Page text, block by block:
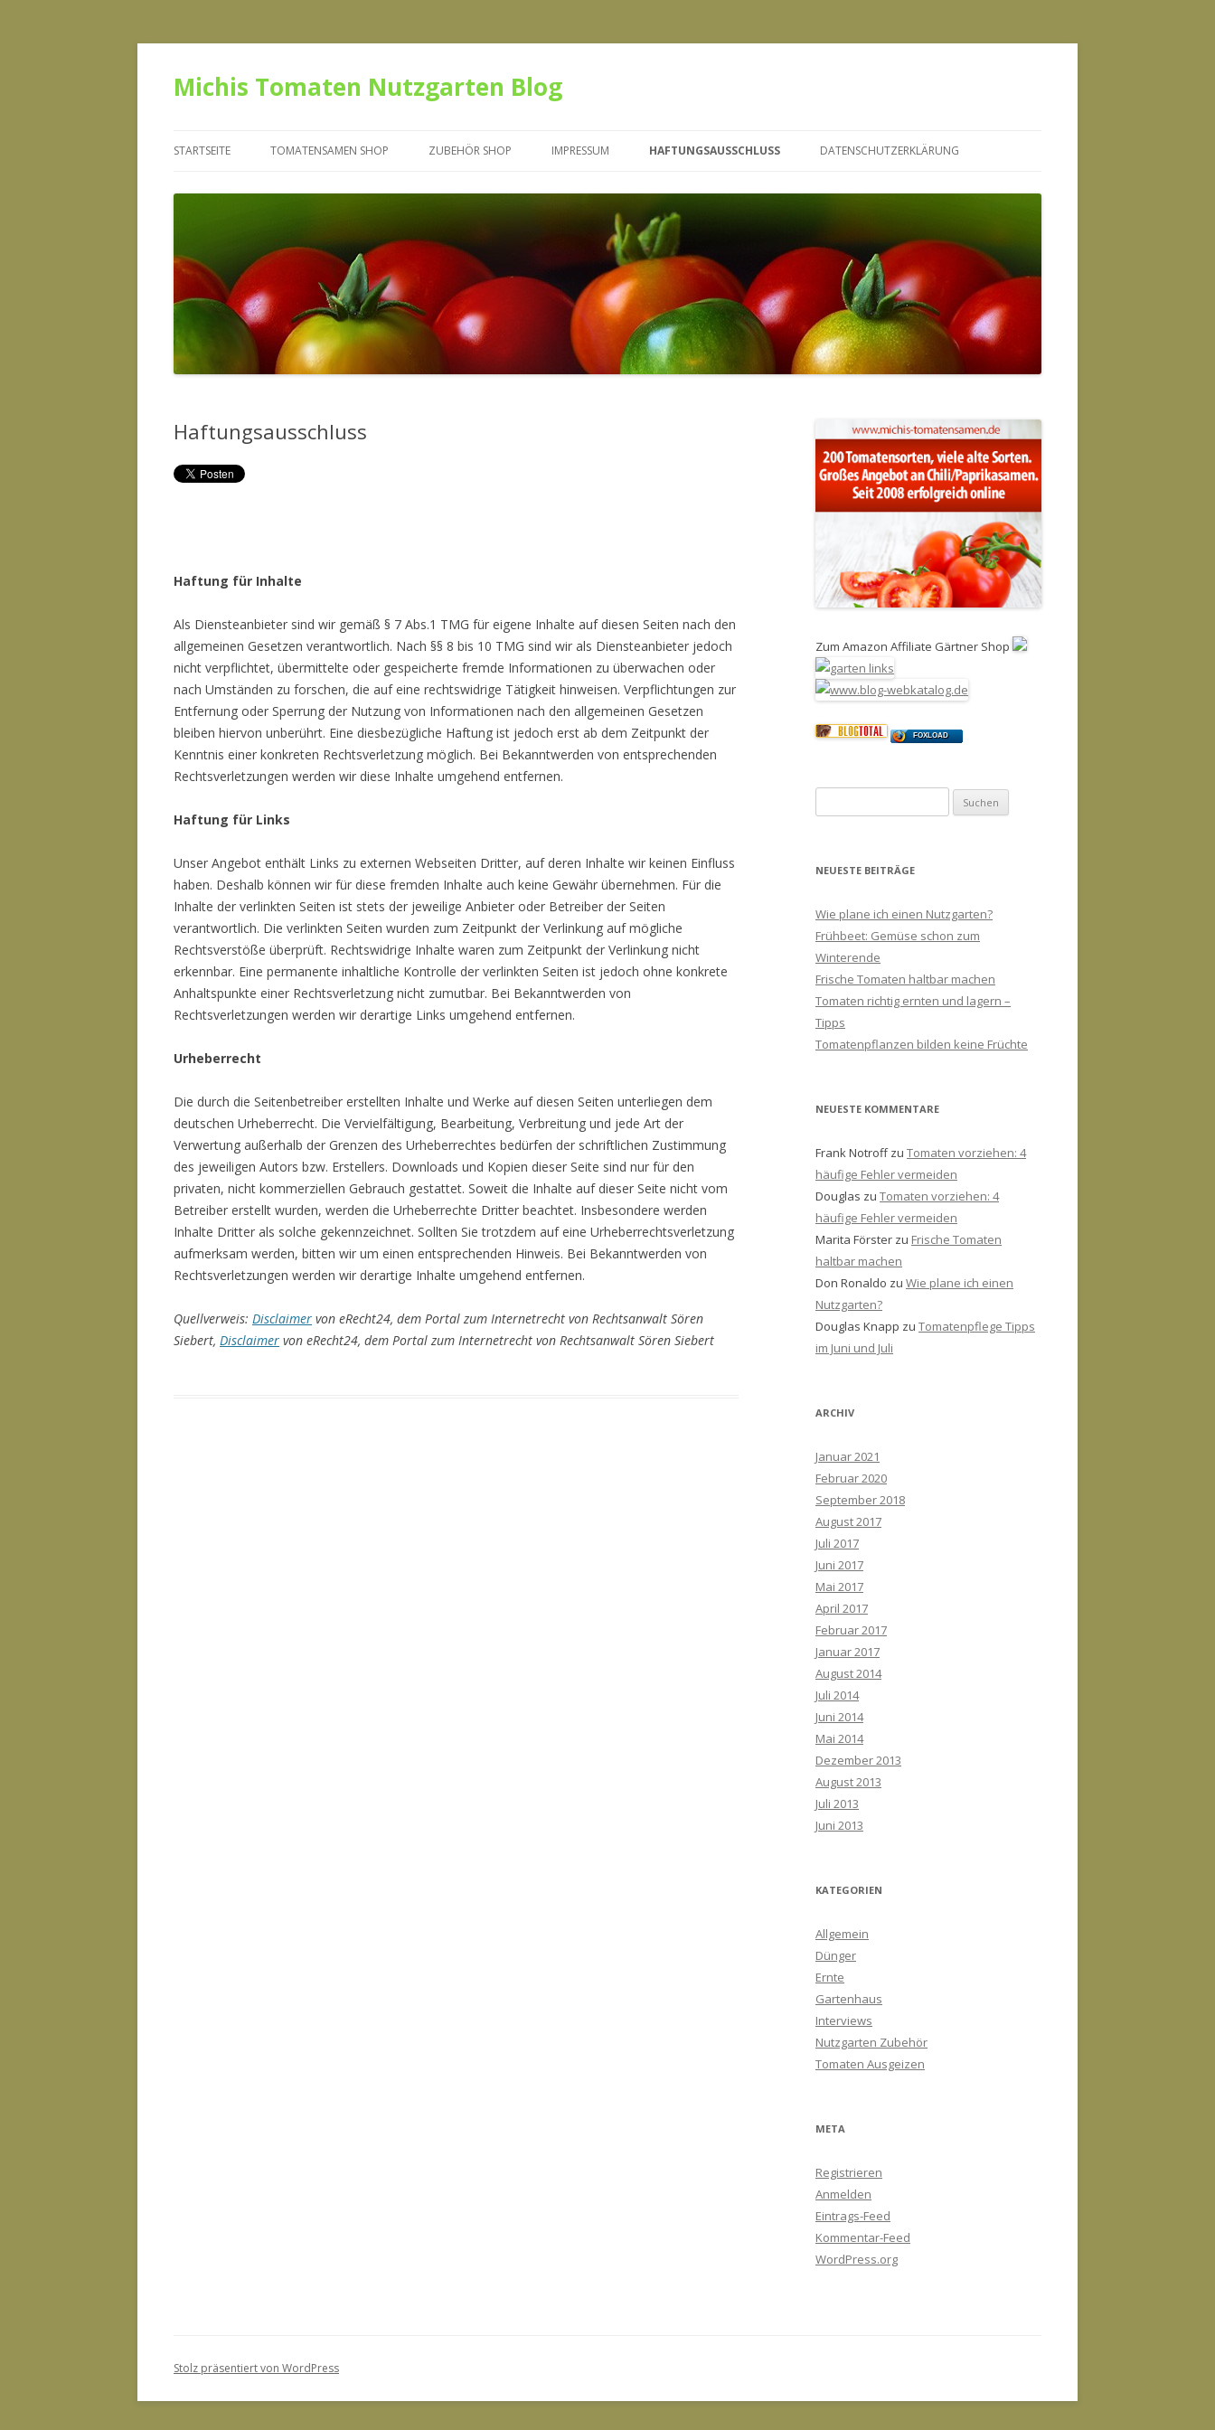
Michis Tomaten Nutzgarten Blog
STARTSEITE TOMATENSAMEN SHOP ZUBEHÖR SHOP IMPRESSUM HAFTUNGSAUSSCHLUSS DATENSCHUTZERKLÄRUNG
Haftungsausschluss
Haftung für Inhalte
Als Diensteanbieter sind wir gemäß § 7 Abs.1 TMG für eigene Inhalte auf diesen Seiten nach den
allgemeinen Gesetzen verantwortlich. Nach §§ 8 bis 10 TMG sind wir als Diensteanbieter jedoch
nicht verpflichtet, übermittelte oder gespeicherte fremde Informationen zu überwachen oder
nach Umständen zu forschen, die auf eine rechtswidrige Tätigkeit hinweisen. Verpflichtungen zur
Entfernung oder Sperrung der Nutzung von Informationen nach den allgemeinen Gesetzen
bleiben hiervon unberührt. Eine diesbezügliche Haftung ist jedoch erst ab dem Zeitpunkt der
Kenntnis einer konkreten Rechtsverletzung möglich. Bei Bekanntwerden von entsprechenden
Rechtsverletzungen werden wir diese Inhalte umgehend entfernen.
Haftung für Links
Unser Angebot enthält Links zu externen Webseiten Dritter, auf deren Inhalte wir keinen Einfluss
haben. Deshalb können wir für diese fremden Inhalte auch keine Gewähr übernehmen. Für die
Inhalte der verlinkten Seiten ist stets der jeweilige Anbieter oder Betreiber der Seiten
verantwortlich. Die verlinkten Seiten wurden zum Zeitpunkt der Verlinkung auf mögliche
Rechtsverstöße überprüft. Rechtswidrige Inhalte waren zum Zeitpunkt der Verlinkung nicht
erkennbar. Eine permanente inhaltliche Kontrolle der verlinkten Seiten ist jedoch ohne konkrete
Anhaltspunkte einer Rechtsverletzung nicht zumutbar. Bei Bekanntwerden von
Rechtsverletzungen werden wir derartige Links umgehend entfernen.
Urheberrecht
Die durch die Seitenbetreiber erstellten Inhalte und Werke auf diesen Seiten unterliegen dem
deutschen Urheberrecht. Die Vervielfältigung, Bearbeitung, Verbreitung und jede Art der
Verwertung außerhalb der Grenzen des Urheberrechtes bedürfen der schriftlichen Zustimmung
des jeweiligen Autors bzw. Erstellers. Downloads und Kopien dieser Seite sind nur für den
privaten, nicht kommerziellen Gebrauch gestattet. Soweit die Inhalte auf dieser Seite nicht vom
Betreiber erstellt wurden, werden die Urheberrechte Dritter beachtet. Insbesondere werden
Inhalte Dritter als solche gekennzeichnet. Sollten Sie trotzdem auf eine Urheberrechtsverletzung
aufmerksam werden, bitten wir um einen entsprechenden Hinweis. Bei Bekanntwerden von
Rechtsverletzungen werden wir derartige Inhalte umgehend entfernen.
Quellverweis: Disclaimer von eRecht24, dem Portal zum Internetrecht von Rechtsanwalt Sören
Siebert, Disclaimer von eRecht24, dem Portal zum Internetrecht von Rechtsanwalt Sören Siebert
Zum Amazon Affiliate Gärtner Shop
FOXLOAD
nach:
NEUESTE BEITRÄGE
Wie plane ich einen Nutzgarten?
Frühbeet: Gemüse schon zum
Winterende
Frische Tomaten haltbar machen
Tomaten richtig ernten und lagern –
Tipps
Tomatenpflanzen bilden keine Früchte
NEUESTE KOMMENTARE
Frank Notroffzu Tomaten vorziehen: 4
häufige Fehler vermeiden
Douglas zu Tomaten vorziehen: 4
häufige Fehler vermeiden
Marita Förster zu Frische Tomaten
haltbar machen
Don Ronaldo zu Wie plane ich einen
Nutzgarten?
Douglas Knapp zu Tomatenpflege Tipps
im Juni und Juli
ARCHIV
Januar 2021
Februar 2020
September 2018
August 2017
Juli 2017
Juni 2017
Mai 2017
April 2017
Februar 2017
Januar 2017
August 2014
Juli 2014
Juni 2014
Mai 2014
Dezember 2013
August 2013
Juli 2013
Juni 2013
KATEGORIEN
Allgemein
Dünger
Ernte
Gartenhaus
Interviews
Nutzgarten Zubehör
Tomaten Ausgeizen
META
Registrieren
Anmelden
Eintrags-Feed
Kommentar-Feed
WordPress.org
Stolz präsentiert von WordPress